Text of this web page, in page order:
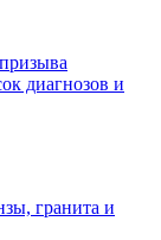
диагнозов и
гранита и